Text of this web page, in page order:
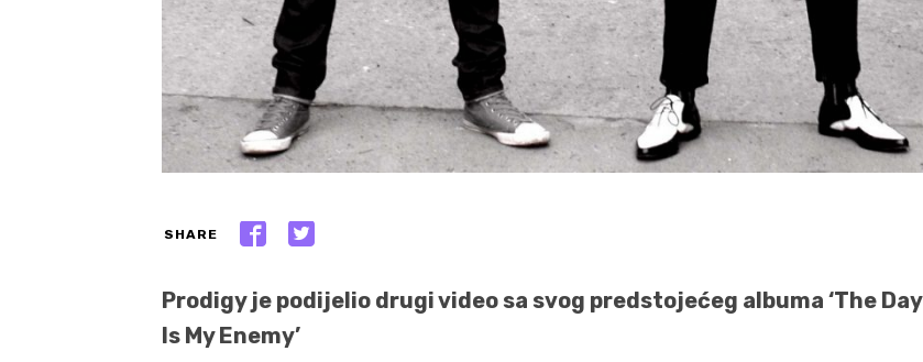
SHARE
Prodigy je podijelio drugi video sa svog predstojećeg albuma ‘The Day
Is My Enemy’